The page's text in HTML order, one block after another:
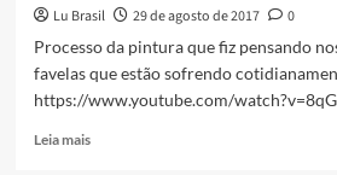
Lu Brasil 29 de agosto de 2017
0
Processo da pintura que fiz pensando
favelas que estão sofrendo
https://www.youtube.com/
Leia maisRead